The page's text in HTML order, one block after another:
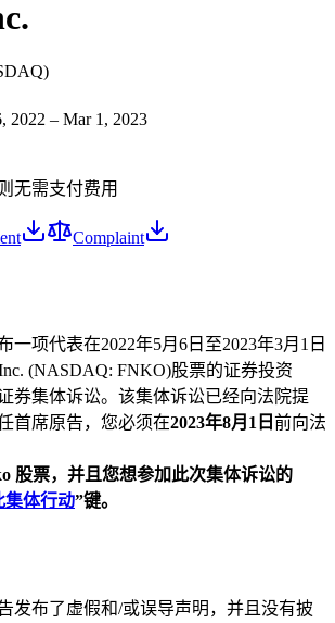
)
2022 – Mar 1, 2023
无需支付费用
Complaint
一项代表在2022年5月6日至2023年3月1日
(NASDAQ: FNKO)股票的证券投资
券集体诉讼。该集体诉讼已经向法院提
首席原告，您必须在2023年8月1日 前向法
股票，并且您想参加此次集体诉讼的
集体行动”键。
发布了虚假和/或误导声明，并且没有披